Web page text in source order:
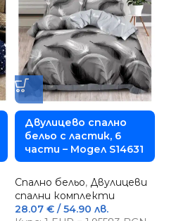
Двулицево спално
бельо с ластик, 6
части – Модел S14631
Спално бельо, Двулицеви
спални комплекти
28.07 €/ 54.90 лв.